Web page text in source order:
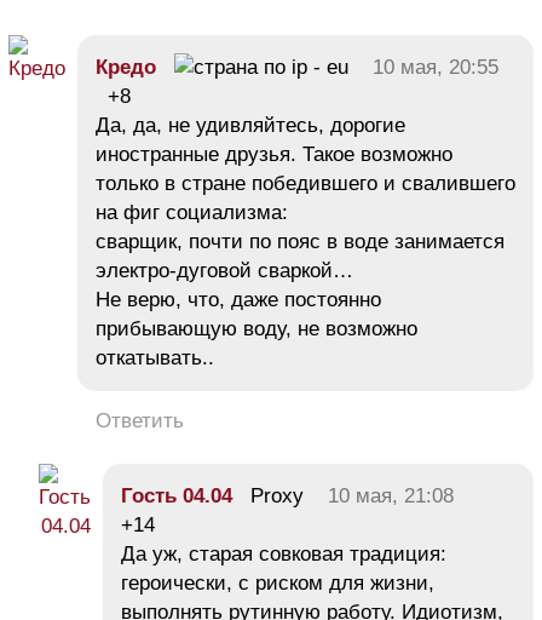
Кредо
10 мая, 20:55
+8
Да, да, не удивляйтесь, дорогие
иностранные друзья. Такое возможно
только в стране победившего и свалившего
на фиг социализма:
сварщик, почти по пояс в воде занимается
электро-дуговой сваркой…
Не верю, что, даже постоянно
прибывающую воду, не возможно
откатывать..
Ответить
Гость 04.04Proxy
10 мая, 21:08
+14
Да уж, старая совковая традиция:
героически, с риском для жизни,
выполнять рутинную работу. Идиотизм,